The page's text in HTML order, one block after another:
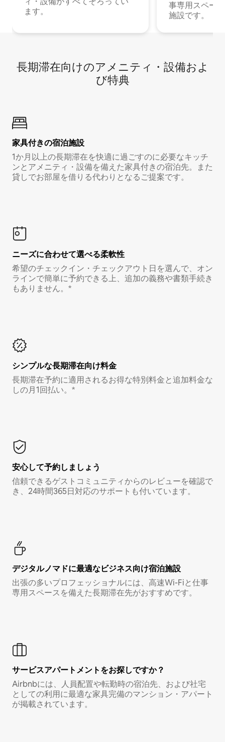
ます。
事専用スペー
施設です。
長期滞在向け⁠のア⁠メ⁠ニ⁠テ⁠ィ⁠・設⁠備⁠およ
び特⁠典
家具付き⁠の宿⁠泊⁠施⁠設
1か月以上の長期滞在を快適に過ごすのに必要なキッチ
ンとアメニティ・設備を備えた家具付きの宿泊先。また
貸しでお部屋を借りる代わりとなるご提案です。
ニーズに合わせて選べる柔軟性
希望のチェックイン・チェックアウト日を選んで、オン
ラインで簡単に予約できる上、追加の義務や書類手続き
もありません。*
シンプルな長期滞在向け料金
長期滞在予約に適用されるお得な特別料金と追加料金な
しの月1回払い。*
安心して予約しましょう
信頼できるゲストコミュニティからのレビューを確認で
き、24時間365日対応のサポートも付いています。
デジタルノマド⁠に最⁠適⁠なビ⁠ジ⁠ネ⁠ス⁠向⁠け宿⁠泊⁠施⁠設
出張の多いプロフェッショナルには、高速Wi-Fiと仕事
専用スペースを備えた長期滞在先がおすすめです。
サービスアパートメントをお探しですか？
Airbnbには、人員配置や転勤時の宿泊先、および社宅
としての利用に最適な家具完備のマンション・アパート
が掲載されています。